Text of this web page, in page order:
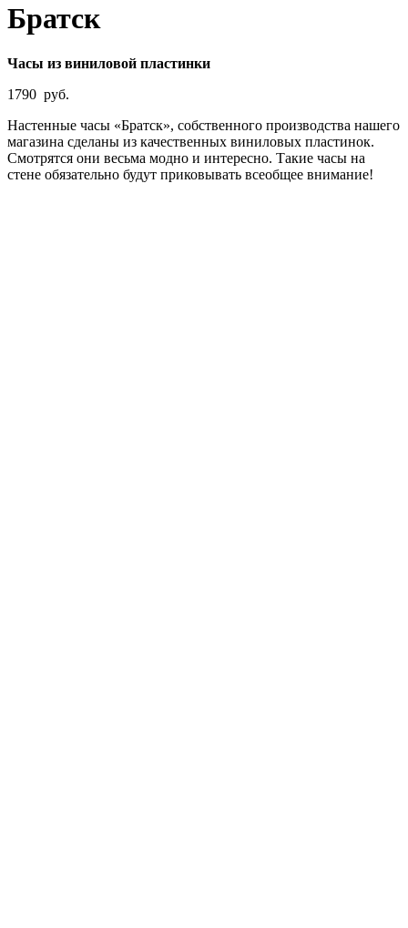
Братск
Часы из виниловой пластинки
1790 руб.
Настенные часы «Братск», собственного производства нашего
магазина сделаны из качественных виниловых пластинок.
Смотрятся они весьма модно и интересно. Такие часы на
стене обязательно будут приковывать всеобщее внимание!